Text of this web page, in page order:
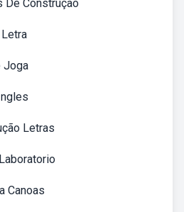
De Construção
Joga
Letras
Canoas